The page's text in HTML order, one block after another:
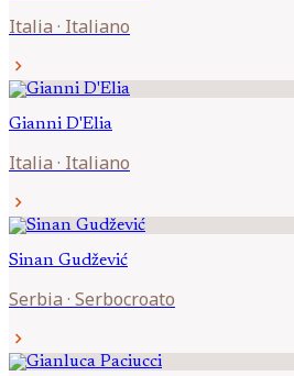
Italia · Italiano
chevron_right
Gianni D'Elia
Italia · Italiano
chevron_right
Sinan Gudžević
Serbia · Serbocroato
chevron_right